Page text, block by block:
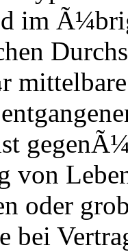
im
von
oder
bei